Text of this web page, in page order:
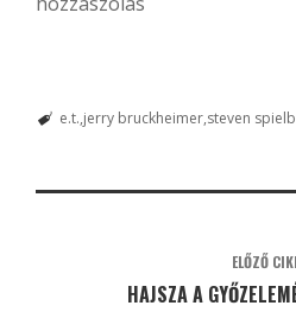
e.t. jerry bruckheimer steven
ELŐZŐ
HAJSZA A